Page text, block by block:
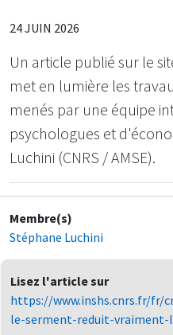
24 JUIN 2026
Un article publié sur le
met en lumière les
menés par une équipe
psychologues et
Luchini (CNRS / AMSE).
Membre(s)
Stéphane Luchini
Lisez l'article sur
https://www.inshs.cnrs.fr/fr/
le-serment-reduit-vraiment-